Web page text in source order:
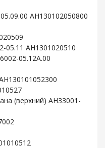
AH130102050800
05.11 AH1301020510
05.12A.00
(верхний) AH33001-